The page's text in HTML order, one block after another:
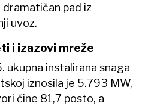
dramatičan pad iz
uvoz.
i izazovi mreže
ukupna instalirana snaga
iznosila je 5.793 MW,
čine 81,7 posto, a